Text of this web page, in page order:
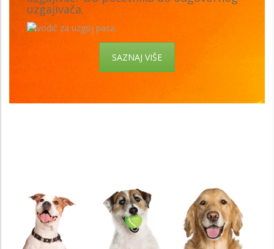
uzgajivača.
SAZNAJ VIŠE